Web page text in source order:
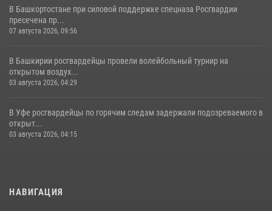
В Башкортостане при силовой поддержке спецназа Росгвардии
пресечена пр...
07 августа 2026, 09:56
В Башкирии росгвардейцы провели волейбольный турнир на
открытом воздух...
03 августа 2026, 04:29
В Уфе росгвардейцы по горячим следам задержали подозреваемого в
открыт...
03 августа 2026, 04:15
НАВИГАЦИЯ